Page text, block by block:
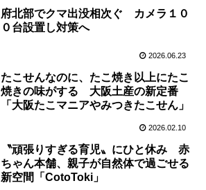
府北部でクマ出没相次ぐ カメラ１０
０台設置し対策へ
2026.06.23
たこせんなのに、たこ焼き以上にたこ
焼きの味がする 大阪土産の新定番
「大阪たこマニアやみつきたこせん」
2026.02.10
〝頑張りすぎる育児〟にひと休み 赤
ちゃん本舗、親子が自然体で過ごせる
新空間「CotoToki」